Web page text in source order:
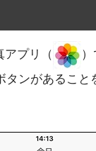
アプリ（
）
タンがあること